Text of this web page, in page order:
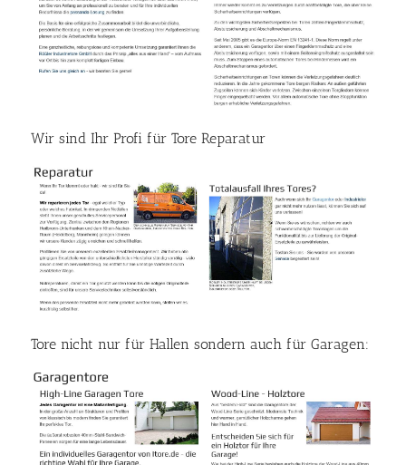
Wir sind Ihr Profi für Tore Reparatur
Tore nicht nur für Hallen sondern auch für Garagen: